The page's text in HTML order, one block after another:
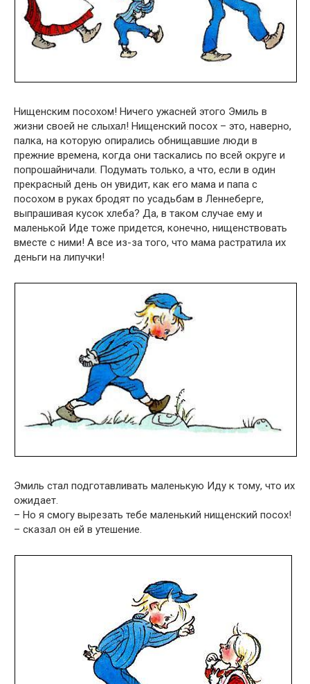
Нищенским посохом! Ничего ужасней этого Эмиль в
жизни своей не слыхал! Нищенский посох – это, наверно,
палка, на которую опирались обнищавшие люди в
прежние времена, когда они таскались по всей округе и
попрошайничали. Подумать только, а что, если в один
прекрасный день он увидит, как его мама и папа с
посохом в руках бродят по усадьбам в Леннеберге,
выпрашивая кусок хлеба? Да, в таком случае ему и
маленькой Иде тоже придется, конечно, нищенствовать
вместе с ними! А все из-за того, что мама растратила их
деньги на липучки!
Эмиль стал подготавливать маленькую Иду к тому, что их
ожидает.
– Но я смогу вырезать тебе маленький нищенский посох!
– сказал он ей в утешение.